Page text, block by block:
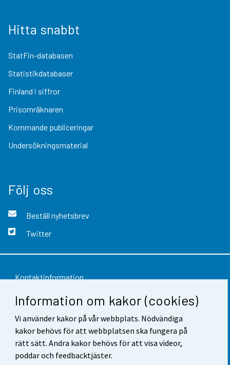
Information om kakor (cookies)
Vi använder kakor på vår webbplats. Nödvändiga
kakor behövs för att webbplatsen ska fungera på
rätt sätt. Andra kakor behövs för att visa videor,
poddar och feedbacktjäster.
Hitta snabbt
StatFin-databasen
Statistikdatabaser
Finland i siffror
Prisomräknaren
Kommande publiceringar
Undersökningsmaterial
Följ oss
Beställ nyhetsbrev
Twitter
Kontaktinformation
Respons
Användarvillkor
Dataskydd
Tillgänglighet